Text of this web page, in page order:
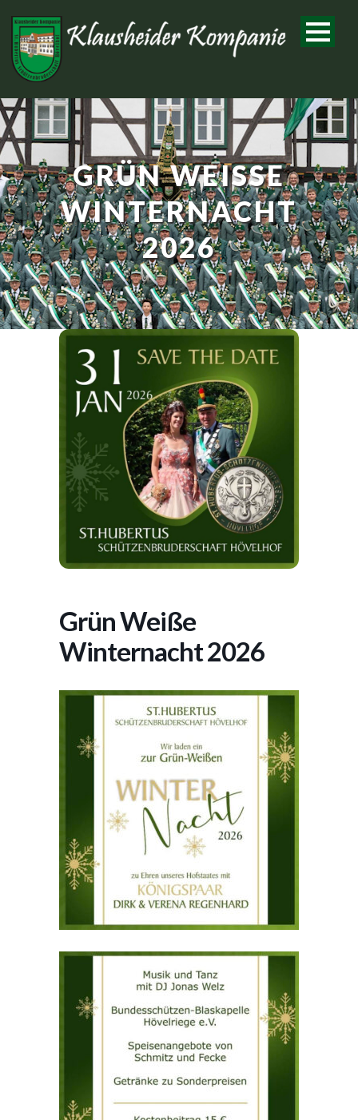
GRÜN WEISSE W
INTERNACHT 2
026
Grün Weiße
Winternacht 2026